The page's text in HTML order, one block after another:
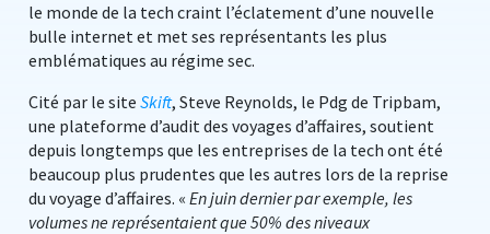
le monde de la tech craint l’éclatement d’une nouvelle
bulle internet et met ses représentants les plus
emblématiques au régime sec.
Cité par le site Skift, Steve Reynolds, le Pdg de Tripbam,
une plateforme d’audit des voyages d’affaires, soutient
depuis longtemps que les entreprises de la tech ont été
beaucoup plus prudentes que les autres lors de la reprise
du voyage d’affaires. « En juin dernier par exemple, les
volumes ne représentaient que 50% des niveaux